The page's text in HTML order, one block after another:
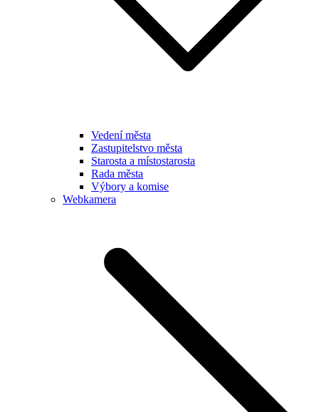
Vedení města
Zastupitelstvo města
Starosta a místostarosta
Rada města
Výbory a komise
Webkamera